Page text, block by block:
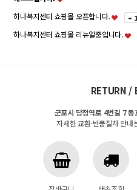
하나복지센터 쇼핑몰 오픈합니다.
+ 1
하나복지센터 쇼핑몰 리뉴얼중입니다.
RETURN /
군포시 당정역로 4번길 7
자세한 교환·반품절차 안